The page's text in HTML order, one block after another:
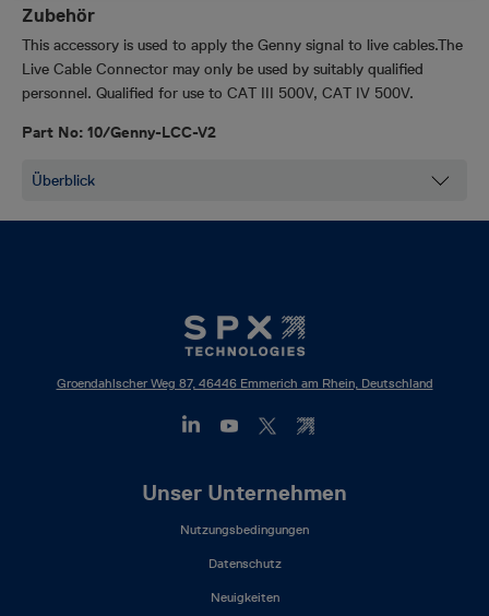
Zubehör
This accessory is used to apply the Genny signal to live cables.The
Live Cable Connector may only be used by suitably qualified
personnel. Qualified for use to CAT III 500V, CAT IV 500V.
Part No: 10/Genny-LCC-V2
Groendahlscher Weg 87, 46446 Emmerich am Rhein, Deutschland
Unser Unternehmen
Nutzungsbedingungen
Datenschutz
Neuigkeiten